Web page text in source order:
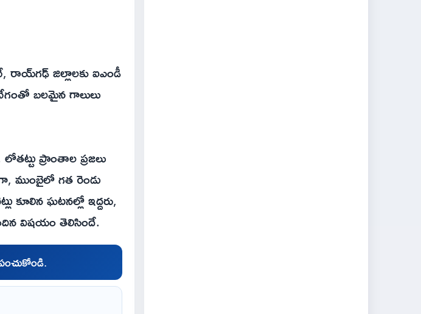
రాయ్‌గఢ్ జిల్లాలకు ఐఎండీ
బలమైన గాలులు
ప్రాంతాల ప్రజలు
ముంబైలో గత రెండు
కూలిన ఘటనల్లో ఇద్దరు,
విషయం తెలిసిందే.